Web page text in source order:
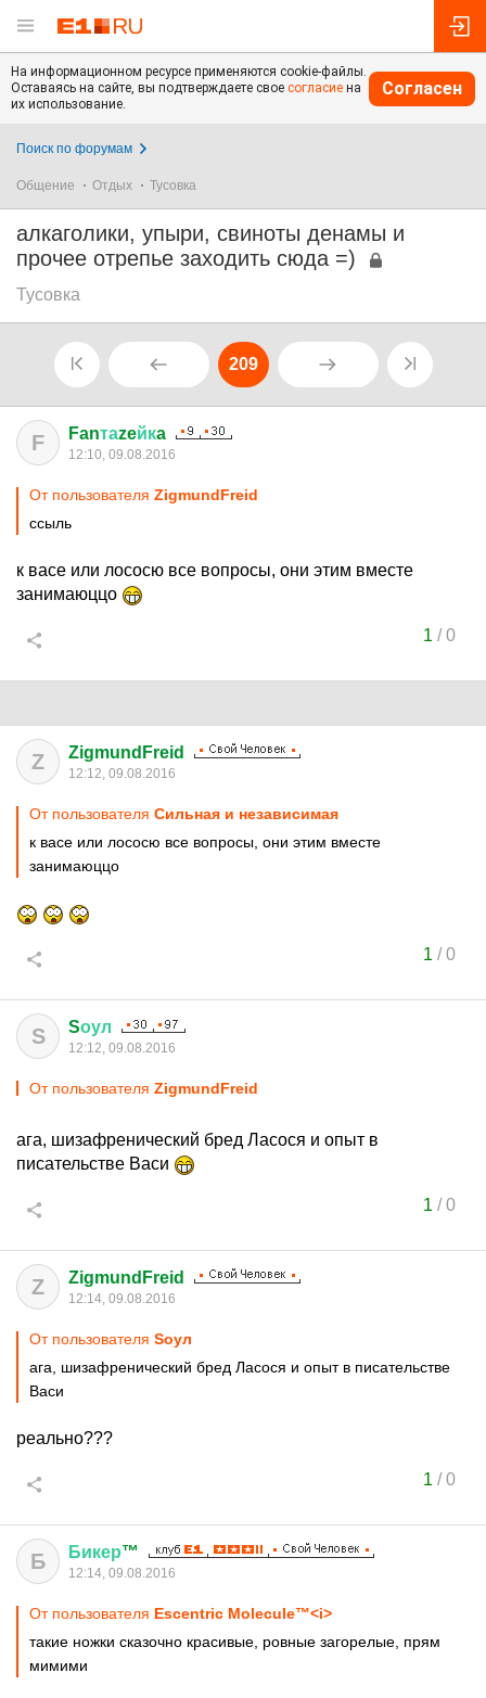
На информационном ресурсе применяются cookie-файлы.
Оставаясь на сайте, вы подтверждаете свое согласие на
их использование.
Согласен
Поиск по форумам
Общение Отдых Тусовка
алкаголики, упыри, свиноты денамы и
прочее отрепье заходить сюда =)
Тусовка
209
F Fanтаzeйкa
12:10, 09.08.2016
От пользователя ZigmundFreid
ссыль
к васе или лососю все вопросы, они этим вместе
занимаюццо
1 /0
Z ZigmundFreid
12:12, 09.08.2016
От пользователя Сильная и независимая
к васе или лососю все вопросы, они этим вместе
занимаюццо
1 /0
S Sоул
12:12, 09.08.2016
От пользователя ZigmundFreid
ага, шизафренический бред Ласося и опыт в
писательстве Васи
1 /0
Z ZigmundFreid
12:14, 09.08.2016
От пользователя Sоул
ага, шизафренический бред Ласося и опыт в писательстве
Васи
реально???
1 /0
Б Бикер™
12:14, 09.08.2016
От пользователя Escentric Molecule™<i>
такие ножки сказочно красивые, ровные загорелые, прям
мимими